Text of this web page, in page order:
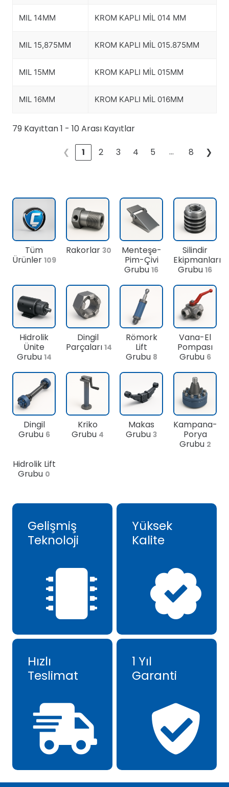
MIL 14MM KROM KAPLI MİL 014 MM
MIL 15,875MM KROM KAPLI MİL 015.875MM
MIL 15MM KROM KAPLI MİL 015MM
MIL 16MM KROM KAPLI MİL 016MM
79 Kayıttan 1 - 10 Arası Kayıtlar
❮
1 2 3 4 5 … 8 ❯
Tüm
Ürünler 109
Rakorlar 30
Menteşe-
Pim-Çivi
Grubu 16
Silindir
Ekipmanları
Grubu 16
Hidrolik
Ünite
Grubu 14
Dingil
Parçaları 14
Römork
Lift
Grubu 8
Vana-El
Pompası
Grubu 6
Dingil
Grubu 6
Kriko
Grubu 4
Makas
Grubu 3
Kampana-
Porya
Grubu 2
Hidrolik Lift
Grubu 0
Gelişmiş
Teknoloji
Yüksek
Kalite
Hızlı
Teslimat
1 Yıl
Garanti